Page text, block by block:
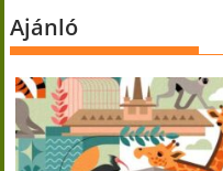
Ajánló